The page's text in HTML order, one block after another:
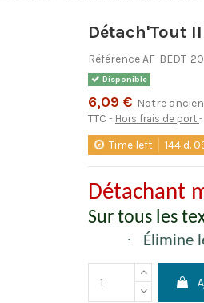
Détach'Tout
RéférenceAF-BEDT-
Disponible
6,09 € Notre
TTC Hors frais de port
Time left 144 d.
Détachant
Sur tous les
·
Élimine